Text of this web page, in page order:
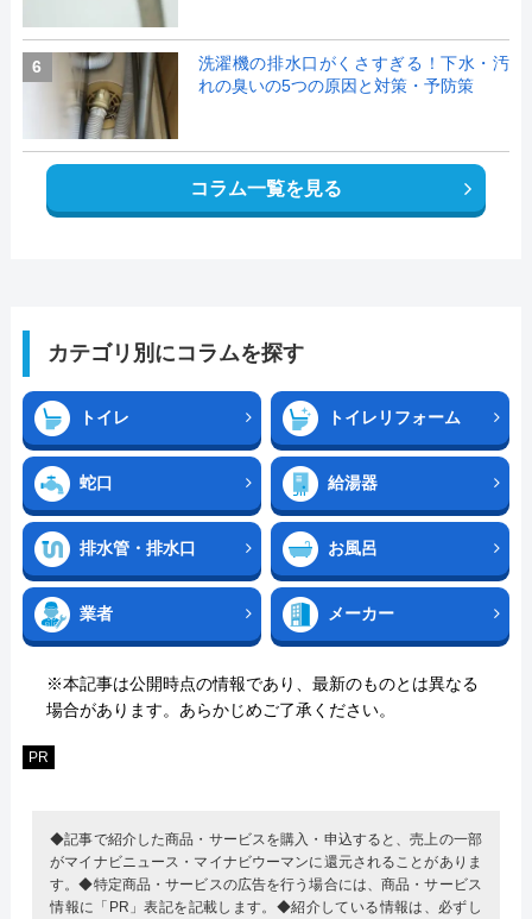
6
洗濯機の排水口がくさすぎる！下水・汚
れの臭いの5つの原因と対策・予防策
コラム一覧を見る
カテゴリ別にコラムを探す
トイレ トイレリフォーム
蛇口 給湯器
排水管・排水口 お風呂
業者 メーカー
※本記事は公開時点の情報であり、最新のものとは異なる
場合があります。あらかじめご了承ください。
PR
◆記事で紹介した商品・サービスを購入・申込すると、売上の一部
がマイナビニュース・マイナビウーマンに還元されることがありま
す。◆特定商品・サービスの広告を行う場合には、商品・サービス
情報に「PR」表記を記載します。◆紹介している情報は、必ずし